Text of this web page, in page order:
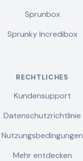
Sprunbox
Sprunky Incredibox
RECHTLICHES
Kundensupport
Datenschutzrichtlinie
Nutzungsbedingungen
Mehr entdecken